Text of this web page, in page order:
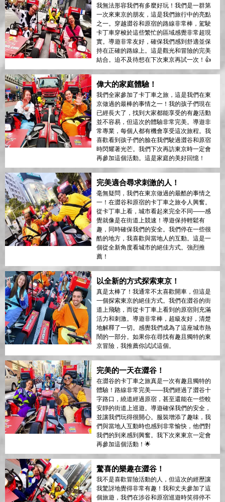
我無法形容我們有多麼好玩！我們是一群第
一次來東京的朋友，這是我們旅行中的亮點
之一。穿越澀谷和原宿的路線非常棒，駕駛
卡丁車穿梭於這些繁忙的區域感覺非常超現
實。導遊非常友好，確保我們感到舒適並保
持在正確的路線上。這是觀光和冒險的完美
結合。迫不及待想在下次東京再試一次！👍
偉大的家庭體驗！
我們全家參加了卡丁車之旅，這是我們在東
京做過的最棒的事情之一！我的孩子們現在
已經長大了，找到大家都能享受的有趣活動
並不容易，但這次的體驗非常完美。導遊非
常專業，每個人都有機會享受這次旅程。我
喜歡看到孩子們的臉在我們駛過澀谷和原宿
時閃耀著光芒。我們下次再訪東京時一定會
再參加這個活動。這是家庭的美好回憶！
完美適合尋求刺激的人！
毫無疑問，我們在東京做過的最酷的事情之
一！在澀谷和原宿的卡丁車之旅令人興奮。
從卡丁車上看，城市看起來完全不同——感
覺就像是在街道上競速！導遊保持輕鬆有
趣，同時確保我們的安全。我們停在一些很
酷的地方，我喜歡與當地人的互動。這是一
個從全新角度看城市的絕佳方式。強烈推
薦！
以全新的方式探索東京！
真是太棒了！我通常不太喜歡開車，但這是
一個探索東京的絕佳方式。我們在澀谷的街
道上飛馳，而從卡丁車上看到的原宿則充滿
活力和刺激。導遊非常棒，超級友好，清楚
地解釋了一切。感覺我們成為了這座城市熱
鬧的一部分。如果你在尋找有趣且獨特的東
京冒險，我推薦你試試這個。
完美的一天在澀谷！
在澀谷的卡丁車之旅真是一次有趣且獨特的
體驗！路線非常完美——我們經過了澀谷十
字路口，繞道經過原宿，甚至還能在一些較
安靜的街道上巡遊。導遊確保我們的安全，
並讓我們玩得很開心。服裝增添了趣味，我
們與當地人互動時也感到非常愉快，他們對
我們的到來感到興奮。我下次來東京一定會
再參加這個活動！🌟
驚喜的樂趣在澀谷！
我不是喜歡冒險活動的人，但這次的經歷讓
我驚訝地覺得非常有趣！我和丈夫參加了這
個旅遊，我們在涉谷和原宿巡遊時笑得停不